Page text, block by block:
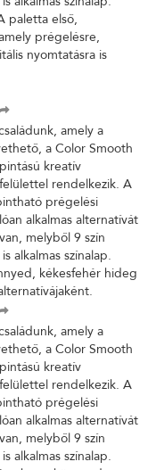
alkalmas színalap.
paletta első,
prégelésre,
nyomtatásra is
amely a
a Color Smooth
kreatív
rendelkezik. A
prégelési
alkalmas alternatívát
melyből 9 szín
alkalmas színalap.
kékesfehér hideg
amely a
a Color Smooth
kreatív
rendelkezik. A
prégelési
alkalmas alternatívát
melyből 9 szín
alkalmas színalap.